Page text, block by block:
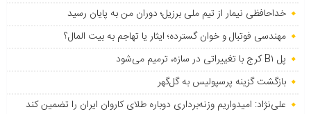
خداحافظی نیمار از تیم ملی برزیل؛ دوران من به پایان رسید
مهندسی فوتبال و خوان گسترده؛ ایثار یا تهاجم به بیت المال؟
پل B۱ کرج با تغییراتی در سازه، ترمیم می‌شود
بازگشت گزینه پرسپولیس به ‌گل‌گهر
علی‌نژاد: امیدواریم وزنه‌برداری دوباره طلای کاروان ایران را تضمین کند